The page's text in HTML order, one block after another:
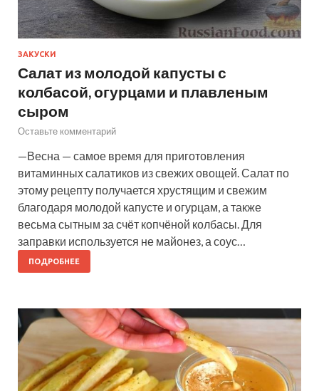
ЗАКУСКИ
Салат из молодой капусты с
колбасой, огурцами и плавленым
сыром
Оставьте комментарий
—Весна — самое время для приготовления
витаминных салатиков из свежих овощей. Салат по
этому рецепту получается хрустящим и свежим
благодаря молодой капусте и огурцам, а также
весьма сытным за счёт копчёной колбасы. Для
заправки используется не майонез, а соус…
ПОДРОБНЕЕ